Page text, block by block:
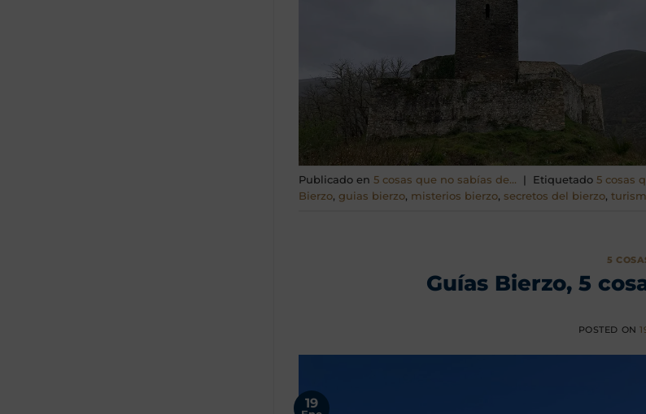
Publicado en 5 cosas que no sabías de... | Etiquetado 5 cosas
Bierzo, guias bierzo, misterios bierzo, secretos del bierzo,
5
Guías Bierzo, 5
POSTED ON
19